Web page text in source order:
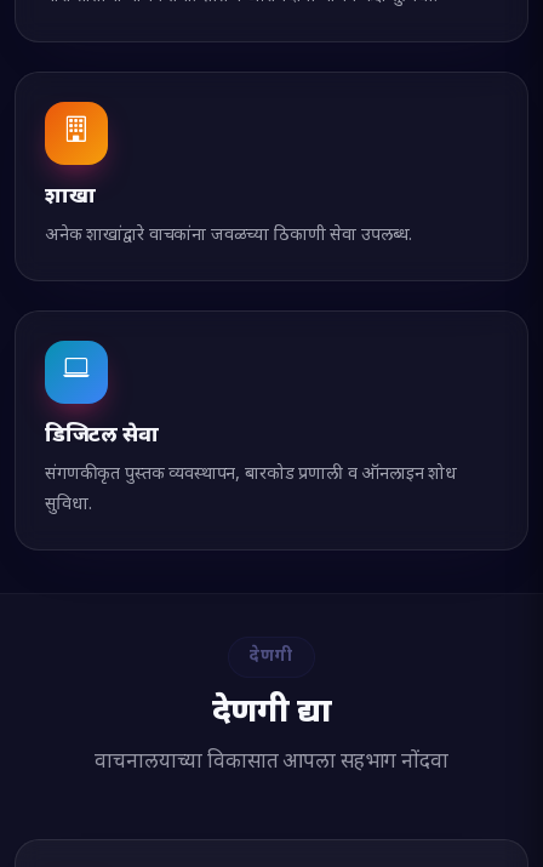
शाखा
अनेक शाखांद्वारे वाचकांना जवळच्या ठिकाणी सेवा उपलब्ध.
डिजिटल सेवा
संगणकीकृत पुस्तक व्यवस्थापन, बारकोड प्रणाली व ऑनलाइन शोध
सुविधा.
देणगी
देणगी द्या
वाचनालयाच्या विकासात आपला सहभाग नोंदवा